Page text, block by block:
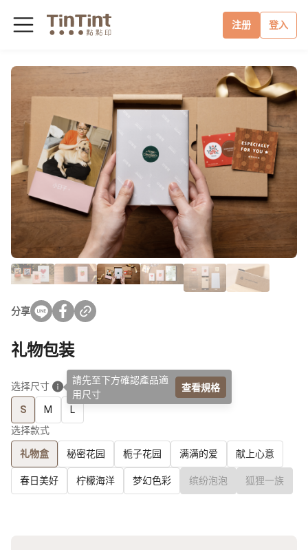
注册 登入
分享
礼物包装
选择尺寸
S M
L
选择款式
礼物盒 秘密花园 栀子花园 满满的爱 献上心意
春日美好 柠檬海洋 梦幻色彩 缤纷泡泡 狐狸一族
請先至下方確認產品適
用尺寸
查看規格